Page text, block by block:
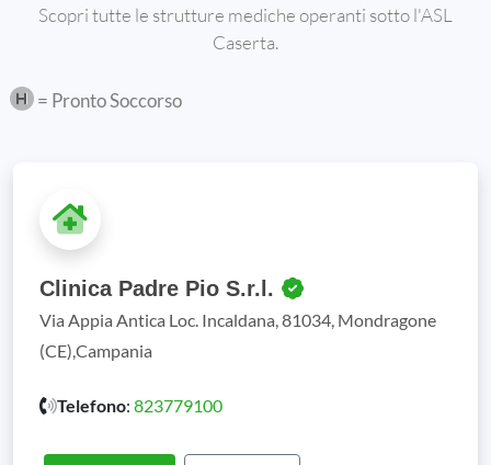
Scopri tutte le strutture mediche operanti sotto l'ASL
Caserta.
= Pronto Soccorso
Clinica Padre Pio S.r.l.
Via Appia Antica Loc. Incaldana, 81034, Mondragone
(CE),Campania
Telefono: 823779100